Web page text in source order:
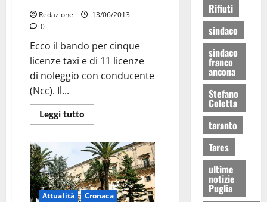
Redazione
13/06/2013
0
Ecco il bando per cinque
licenze taxi e di 11 licenze
di noleggio con conducente
(Ncc). Il...
Leggi tutto
Attualità
Cronaca
Rifiuti
sindaco
sindaco
franco
ancona
Stefano
Coletta
taranto
Tares
ultime
notizie
Puglia